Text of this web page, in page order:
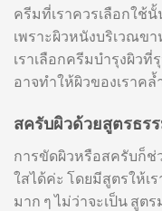
ครีมที่เราควรเลือกใช้
เพราะผิวหนังบริเวณข
เราเลือกครีมบำรุงผิว
อาจทำให้ผิวของเราคล้
สครับผิวด้วยสูตรธร
การขัดผิวหรือสครับก็ช่
ใสได้ค่ะ โดยมีสูตรให้เ
มาก ๆ ไม่ว่าจะเป็น สูต